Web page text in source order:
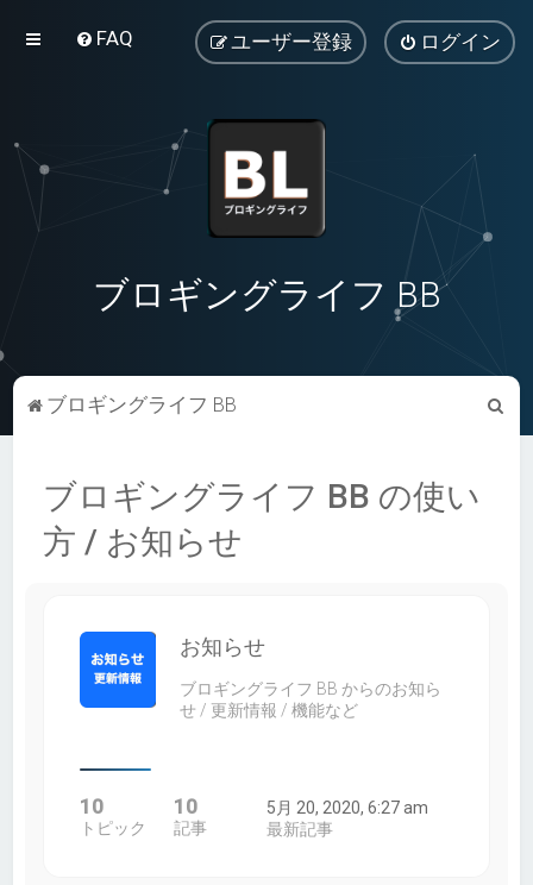
FAQ ログイン
ユーザー登録
ブロギングライフ BB
ブロギングライフ BB
索
ブロギングライフ BB の使い
方 / お知らせ
お知らせ
ブロギングライフ BB からのお知ら
せ / 更新情報 / 機能など
10
トピック
10
記事
5月 20, 2020, 6:27 am
最新記事